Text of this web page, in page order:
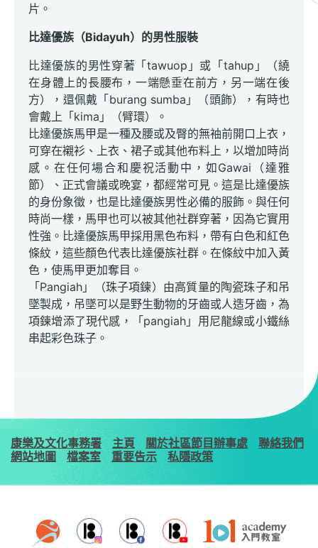
片。
比達優族（Bidayuh）的男性服裝
比達優族的男性穿著「tawuop」或「tahup」（繞
在身體上的長腰布，一端懸垂在前方，另一端在後
方），還佩戴「burang sumba」（頭飾），有時也
會戴上「kima」（臂環）。
比達優族馬甲是一種及腰或及臀的無袖前開口上衣，
可穿在襯衫、上衣、裙子或其他布料上，以增加時尚
感。在任何場合和慶祝活動中，如Gawai（達雅
節）、正式會議或晚宴，都經常可見。這是比達優族
的身份象徵，也是比達優族男性必備的服飾。與任何
時尚一樣，馬甲也可以被其他社群穿著，因為它實用
性強。比達優族馬甲採用黑色布料，帶有白色和紅色
條紋，這些顏色代表比達優族社群。在條紋中加入黃
色，使馬甲更加奪目。
「Pangiah」（珠子項鍊）由高質量的陶瓷珠子和吊
墜製成，吊墜可以是野生動物的牙齒或人造牙齒，為
項鍊增添了現代感，「pangiah」用尼龍線或小鐵絲
串起彩色珠子。
康樂及文化事務署 主頁 關於社區節目辦事處
聯絡我們
網站地圖
檔案室 重要告示 私隱政策